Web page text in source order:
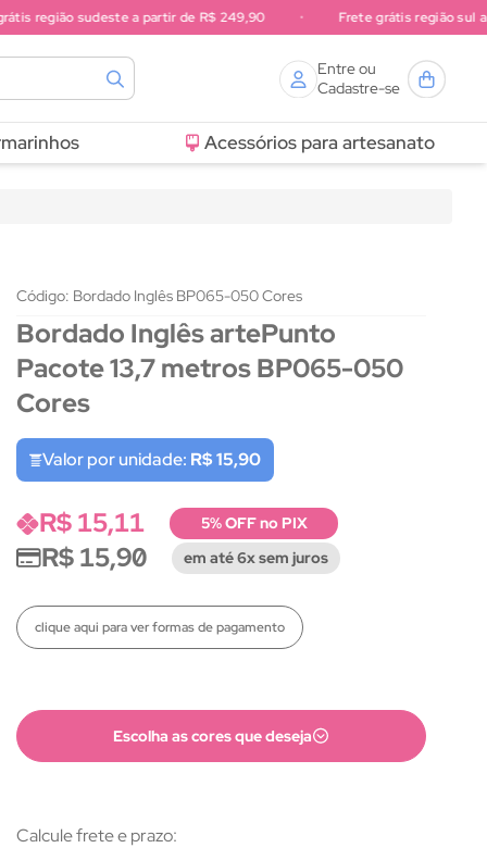
sudeste a partir de R$ 249,90 • Frete grátis região sul a partir
Entre ou
Cadastre-se
Acessórios para artesanato
Código: Bordado Inglês BP065-050 Cores
Bordado Inglês artePunto
Pacote 13,7 metros BP065-050
Cores
Valor por unidade: R$ 15,90
R$ 15,11 5% OFF no PIX
R$ 15,90 em até 6x sem juros
clique aqui para ver formas de pagamento
Escolha as cores que deseja
Calcule frete e prazo: